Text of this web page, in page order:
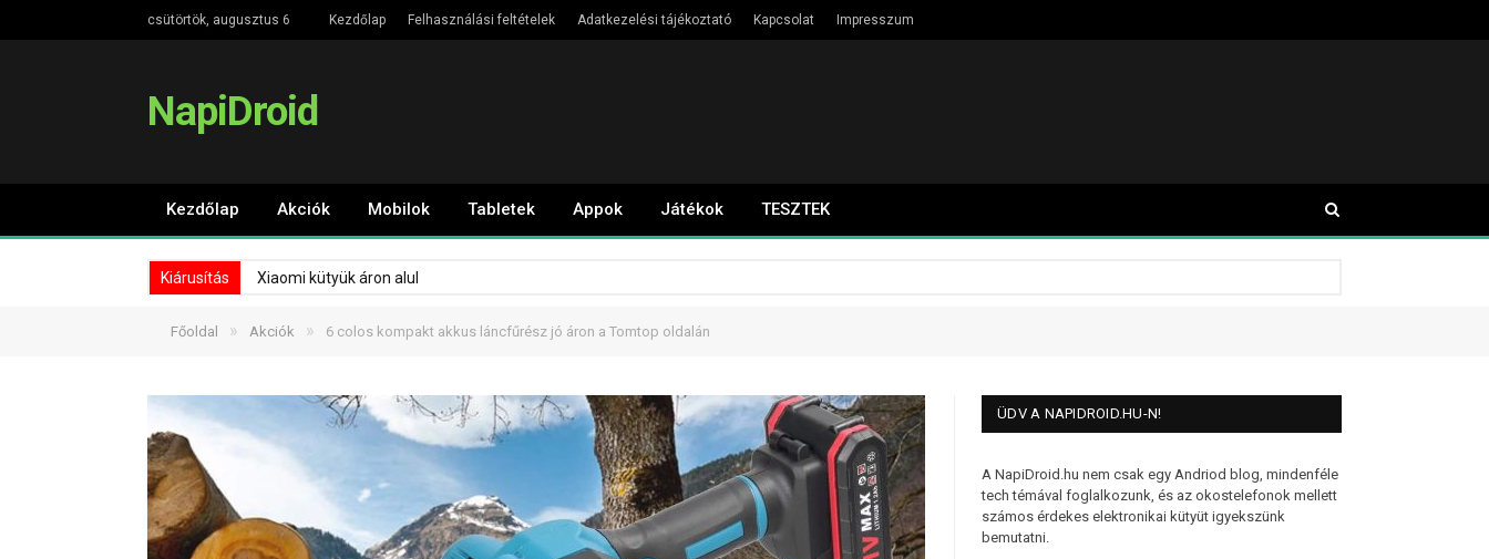
csütörtök, augusztus 6 Kezdőlap Felhasználási feltételek Adatkezelési tájékoztató Kapcsolat Impresszum
NapiDroid
Kezdőlap Akciók Mobilok Tabletek Appok Játékok TESZTEK
Kiárusítás Xiaomi kütyük áron alul
Főoldal » Akciók » 6 colos kompakt akkus láncfűrész jó áron a Tomtop oldalán
ÜDV A NAPIDROID.HU-N!
A NapiDroid.hu nem csak egy Andriod blog, mindenféle
tech témával foglalkozunk, és az okostelefonok mellett
számos érdekes elektronikai kütyüt igyekszünk
bemutatni.